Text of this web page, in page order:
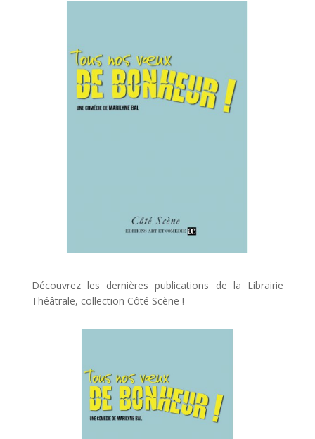
Découvrez les dernières publications de la Librairie
Théâtrale, collection Côté Scène !